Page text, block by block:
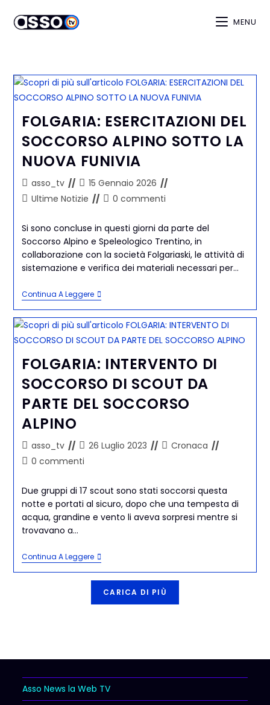
MENU
FOLGARIA: ESERCITAZIONI DEL
SOCCORSO ALPINO SOTTO LA
NUOVA FUNIVIA
asso_tv
15 Gennaio 2026
Ultime Notizie
0 commenti
Si sono concluse in questi giorni da parte del
Soccorso Alpino e Speleologico Trentino, in
collaborazione con la società Folgariaski, le attività di
sistemazione e verifica dei materiali necessari per…
Continua A Leggere
FOLGARIA: INTERVENTO DI
SOCCORSO DI SCOUT DA
PARTE DEL SOCCORSO
ALPINO
asso_tv 26 Luglio 2023
Cronaca
0 commenti
Due gruppi di 17 scout sono stati soccorsi questa
notte e portati al sicuro, dopo che una tempesta di
acqua, grandine e vento li aveva sorpresi mentre si
trovavano a…
Continua A Leggere
CARICA DI PIÙ
Asso News la Web TV